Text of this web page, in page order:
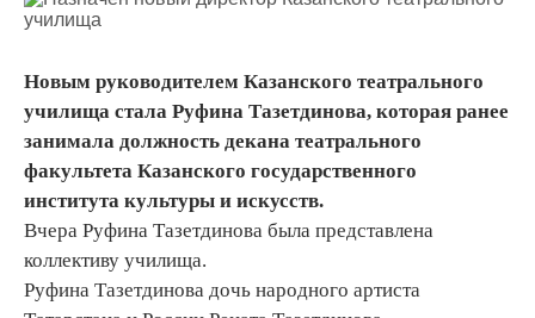
Новым руководителем Казанского театрального
училища стала Руфина Тазетдинова, которая ранее
занимала должность декана театрального
факультета Казанского государственного
института культуры и искусств.
Вчера Руфина Тазетдинова была представлена
коллективу училища.
Руфина Тазетдинова дочь народного артиста